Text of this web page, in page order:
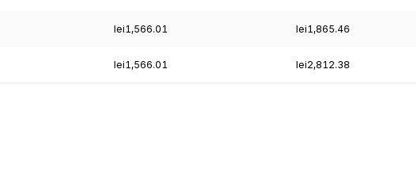
lei1,566.01 lei1,865.46
lei1,566.01 lei2,812.38